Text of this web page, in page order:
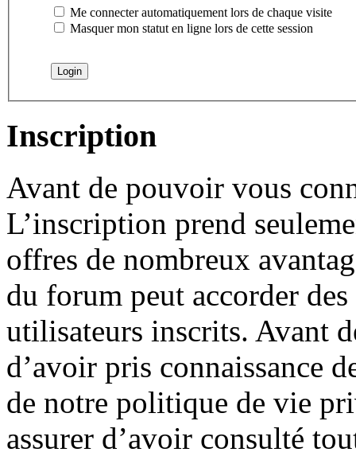
Me connecter automatiquement lors de chaque visite
Masquer mon statut en ligne lors de cette session
Inscription
Avant de pouvoir vous
L’inscription prend
offres de nombreux
du forum peut accorder
utilisateurs inscrits. Avant
d’avoir pris connaissance
de notre politique de vie
assurer d’avoir consulté